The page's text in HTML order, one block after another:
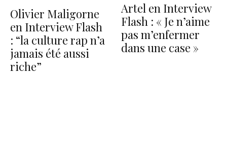
Olivier Maligorne
en Interview Flash
: “la culture rap n’a
jamais été aussi
riche”
Artel en Interview
Flash : « Je n’aime
pas m’enfermer
dans une case »